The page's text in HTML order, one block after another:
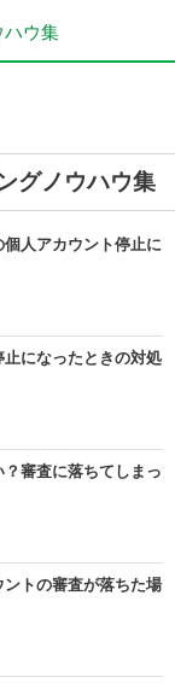
ハウ集
グノウハウ集
個人アカウント停止に
になったときの対処
審査に落ちてしまっ
ントの審査が落ちた場